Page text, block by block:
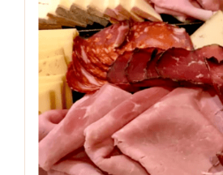
AJOUTER AU PANIER
DÉTAILS